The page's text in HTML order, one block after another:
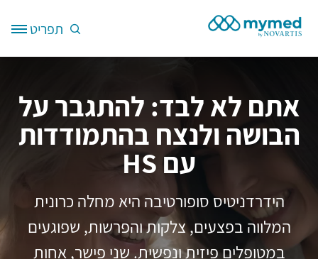
Site Logo תפריט
אתם לא לבד: להתגבר על
הבושה ולנצח בהתמודדות
עם HS
הידרדניטיס סופורטיבה היא מחלה כרונית
המלווה בפצעים, צלקות והפרשות, שפוגעים
במטופלים פיזית ונפשית. שני פישר, אחות